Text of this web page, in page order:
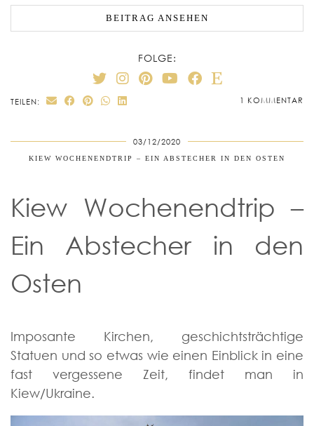
BEITRAG ANSEHEN
FOLGE:
TEILEN: 1 KOMMENTAR
03/12/2020
KIEW WOCHENENDTRIP – EIN ABSTECHER IN DEN OSTEN
Kiew Wochenendtrip –
Ein Abstecher in den
Osten
Imposante Kirchen, geschichtsträchtige
Statuen und so etwas wie einen Einblick in eine
fast vergessene Zeit, findet man in
Kiew/Ukraine.